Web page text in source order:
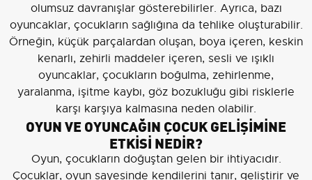
olumsuz davranışlar gösterebilirler. Ayrıca, bazı
oyuncaklar, çocukların sağlığına da tehlike oluşturabilir.
Örneğin, küçük parçalardan oluşan, boya içeren, keskin
kenarlı, zehirli maddeler içeren, sesli ve ışıklı
oyuncaklar, çocukların boğulma, zehirlenme,
yaralanma, işitme kaybı, göz bozukluğu gibi risklerle
karşı karşıya kalmasına neden olabilir.
OYUN VE OYUNCAĞIN ÇOCUK GELİŞİMİNE
ETKİSİ NEDİR?
Oyun, çocukların doğuştan gelen bir ihtiyacıdır.
Çocuklar, oyun sayesinde kendilerini tanır, geliştirir ve